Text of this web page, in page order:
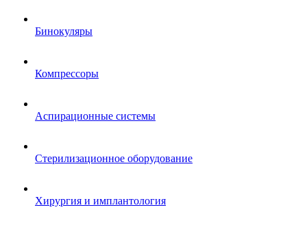
Бинокуляры
Компрессоры
Аспирационные системы
Стерилизационное оборудование
Хирургия и имплантология